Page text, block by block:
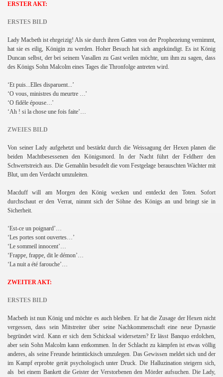
ERSTER AKT:
ERSTES BILD
Lady Macbeth ist ehrgeizig! Als sie durch ihren Gatten von der Prophezeiung vernimmt,
hat sie es eilig, Königin zu werden. Hoher Besuch hat sich angekündigt. Es ist König
Duncan selbst, der bei seinem Vasallen zu Gast weilen möchte, um ihm zu sagen, dass
des Königs Sohn Malcolm eines Tages die Thronfolge antreten wird.
‘Et puis...Elles disparuent...’
‘O vous, ministres du meurtre …'
‘O fìdèle épouse…'
‘Ah ! si la chose une fois faite’…
ZWEIES BILD
Von seiner Lady aufgehetzt und bestärkt durch die Weissagung der Hexen planen die
beiden Machtbesessenen den Königsmord. In der Nacht führt der Feldherr den
Schwertstreich aus. Die Gemahlin besudelt die vom Festgelage berauschten Wächter mit
Blut, um den Verdacht umzuleiten.
Macduff will am Morgen den König wecken und entdeckt den Toten. Sofort
durchschaut er den Verrat, nimmt sich der Söhne des Königs an und bringt sie in
Sicherheit.
‘Est-ce un poignard’…
‘Les portes sont ouvertes…’
‘Le sommeil innocent’…
‘Frappe, frappe, dit le démon’…
‘La nuit a été farouche’…
ZWEITER AKT:
ERSTES BILD
Macbeth ist nun König und möchte es auch bleiben. Er hat die Zusage der Hexen nicht
vergessen, dass sein Mitstreiter über seine Nachkommenschaft eine neue Dynastie
begründet wird. Kann er sich dem Schicksal widersetzen? Er lässt Banquo erdolchen,
aber sein Sohn Malcolm kann entkommen. In der Schlacht zu kämpfen ist etwas völlig
anderes, als seine Freunde heimtückisch umzulegen. Das Gewissen meldet sich und der
im Kampf erprobte gerät psychologisch unter Druck. Die Halluzination steigern sich,
als bei einem Bankett die Geister der Verstorbenen den Mörder aufsuchen. Die Lady,